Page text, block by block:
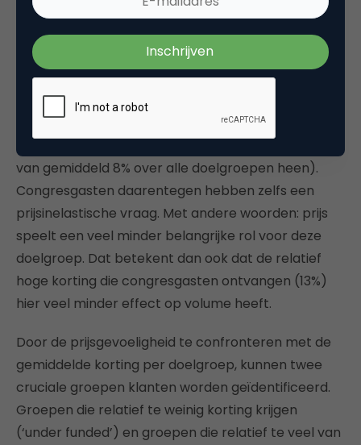
verschillen in prijselasticiteit maar ook in korting die
ze gemiddeld ontvangen. Jonge gezinnen hebben
bijvoorbeeld een hoge prijselasticiteit en zijn dus
(zeer) prijsgevoelig. Dat betekent dat ze snel op
zoek gaan naar een ander hotel als ze de prijs als te
hoog ervaren. De korting die deze doelgroep bij NH
van gemiddeld 8% over alle doelgroepen heen).
Congresgasten daarentegen hebben zelfs een
prijsinelastische vraag. Met andere woorden: prijs
speelt een veel minder belangrijke rol voor deze
doelgroep. Dat betekent dan ook dat de relatief
hoge korting die congresgasten ontvangen (13%)
hier veel minder effect op volume heeft.
Door de prijsgevoeligheid te confronteren met de
gemiddelde korting per doelgroep, kunnen twee
cruciale groepen klanten worden geïdentificeerd.
Groepen die relatief te weinig korting krijgen
(‘under funded’) en groepen die relatief te veel van